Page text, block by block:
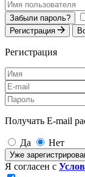
Забыли пароль?
Регистрация
Регистрация
Получать E-mail
Да Нет
Уже
Я согласен с